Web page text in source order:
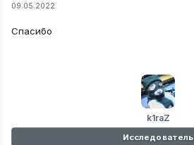
09.05.2022
Спасибо
k1raZ
Исследователь